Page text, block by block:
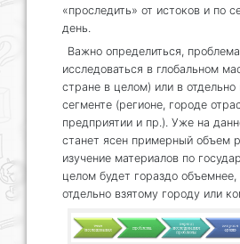
«проследить» от истоков и по
день.
Важно определиться,
исследоваться в глобальном
стране в целом) или в отдельно
сегменте (регионе, городе
предприятии и пр.). Уже на
станет ясен примерный объем
изучение материалов по
целом будет гораздо
отдельно взятому городу или